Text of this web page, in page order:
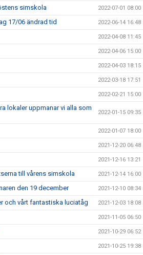
simskola 2022-07-01 08:00
17/06 ändrad tid 2022-06-14 16:48
2022-04-08 11:45
2022-04-06 15:00
2022-04-03 18:15
2022-03-18 17:51
2022-02-21 15:00
lokaler uppmanar vi alla som
2022-01-15 09:35
2022-01-07 18:00
2021-12-20 06:48
2021-12-16 13:21
till vårens simskola 2021-12-14 16:00
den 19 december 2021-12-10 08:34
och vårt fantastiska luciatåg 2021-12-03 18:08
2021-11-05 06:50
2021-10-29 06:52
2021-10-25 19:38